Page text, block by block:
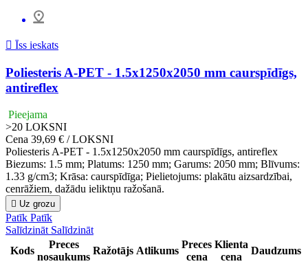
 Īss ieskats
Poliesteris A-PET - 1.5x1250x2050 mm caurspīdīgs,
antireflex
Pieejama
>20 LOKSNI
Cena 39,69 € / LOKSNI
Poliesteris A-PET - 1.5x1250x2050 mm caurspīdīgs, antireflex
Biezums: 1.5 mm; Platums: 1250 mm; Garums: 2050 mm; Blīvums:
1.33 g/cm3; Krāsa: caurspīdīga; Pielietojums: plakātu aizsardzībai,
cenrāžiem, dažādu ieliktņu ražošanā.
 Uz grozu
Patīk Patīk
Salīdzināt Salīdzināt
Kods
Preces
nosaukums
Ražotājs Atlikums
Preces
cena
Klienta
cena
Daudzums